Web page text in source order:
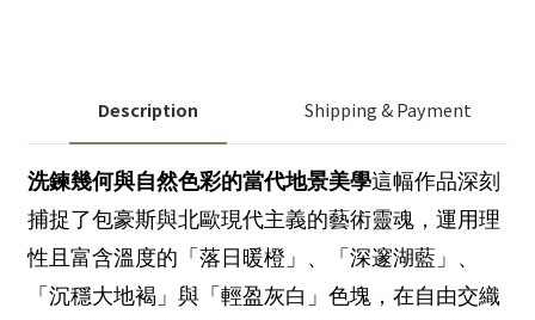
Description Shipping & Payment
洗鍊幾何與自然色彩的當代地景美學這幅作品深刻
捕捉了包豪斯與北歐現代主義的藝術靈魂，運用理
性且富含溫度的「落日暖橙」、「深邃湖藍」、
「沉穩大地褐」與「輕盈灰白」色塊，在自由交織